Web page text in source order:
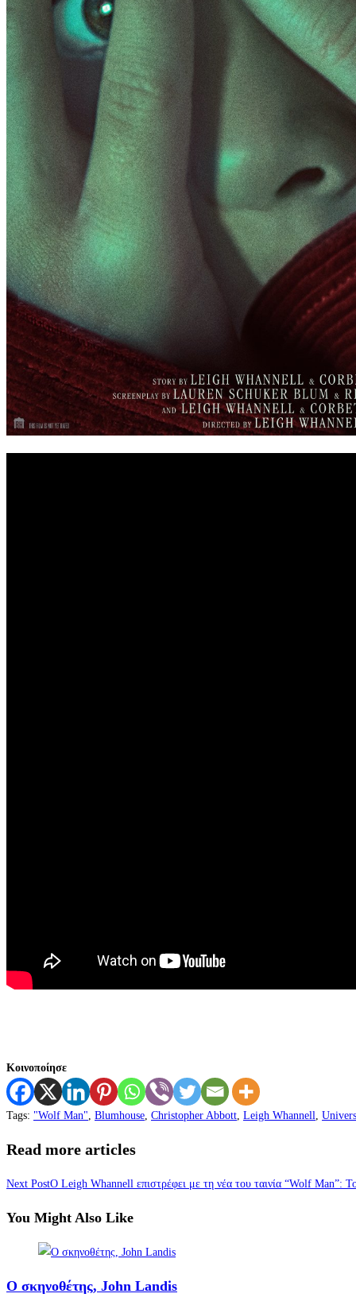
Κοινοποίησε
Tags: "Wolf Man" Blumhouse Christopher Abbott Leigh Whannell
Read more articles
Next PostΟ Leigh Whannell επιστρέφει με τη νέα του ταινία “Wolf Man”:
You Might Also Like
Ο σκηνοθέτης, John Landis